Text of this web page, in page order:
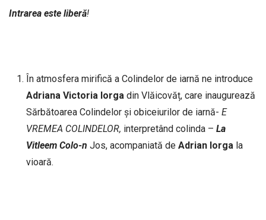
Intrarea este liberă!
În atmosfera mirifică a Colindelor de iarnă ne introduce
Adriana Victoria Iorgadin Vlăicovăț, care inaugurează
Sărbătoarea Colindelor și obiceiurilor de iarnă- E
VREMEA COLINDELOR, interpretând colinda – La
Vitleem Colo-n Jos, acompaniată de Adrian Iorga la
vioară.